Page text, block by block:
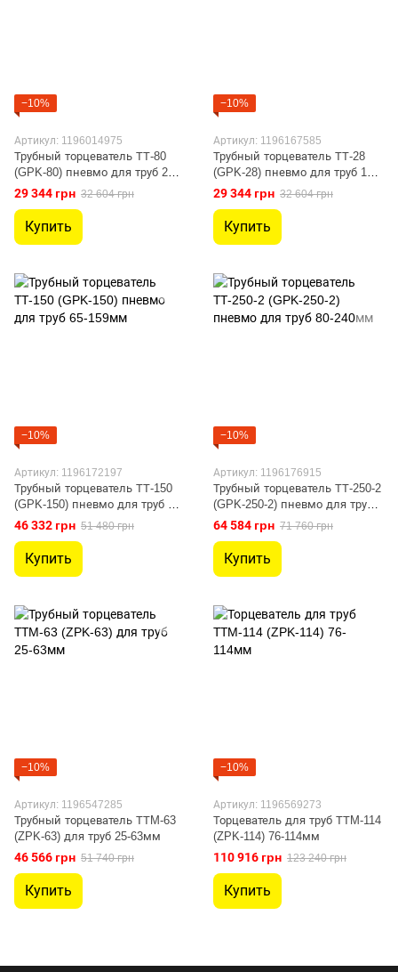
−10%
Артикул: 1196014975
Трубный торцеватель ТТ-80
(GPK-80) пневмо для труб 28-
76мм
29 344 грн 32 604 грн
Купить
−10%
Артикул: 1196167585
Трубный торцеватель ТТ-28
(GPK-28) пневмо для труб 16-
28мм
29 344 грн 32 604 грн
Купить
−10%
Артикул: 1196172197
Трубный торцеватель ТТ-150
(GPK-150) пневмо для труб 65-
159мм
46 332 грн 51 480 грн
Купить
−10%
Артикул: 1196176915
Трубный торцеватель ТТ-250-2
(GPK-250-2) пневмо для труб
80-240мм
64 584 грн 71 760 грн
Купить
−10%
Артикул: 1196547285
Трубный торцеватель ТТM-63
(ZPK-63) для труб 25-63мм
46 566 грн 51 740 грн
Купить
−10%
Артикул: 1196569273
Торцеватель для труб ТТM-114
(ZPK-114) 76-114мм
110 916 грн 123 240 грн
Купить